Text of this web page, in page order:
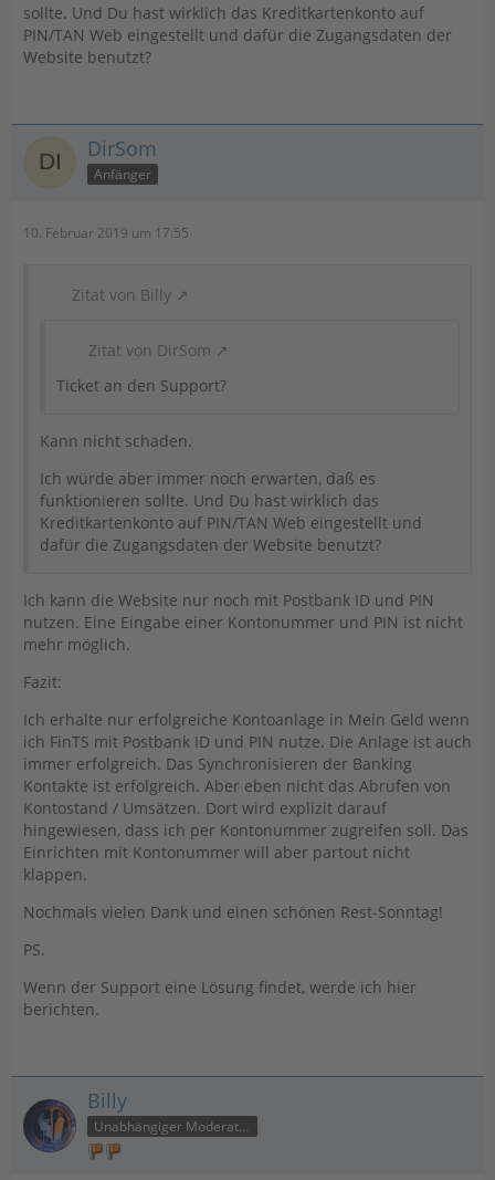
sollte. Und Du hast wirklich das Kreditkartenkonto auf
PIN/TAN Web eingestellt und dafür die Zugangsdaten der
Website benutzt?
DirSom
Anfänger
10. Februar 2019 um 17:55
Zitat von Billy
Zitat von DirSom
Ticket an den Support?
Kann nicht schaden.
Ich würde aber immer noch erwarten, daß es
funktionieren sollte. Und Du hast wirklich das
Kreditkartenkonto auf PIN/TAN Web eingestellt und
dafür die Zugangsdaten der Website benutzt?
Ich kann die Website nur noch mit Postbank ID und PIN
nutzen. Eine Eingabe einer Kontonummer und PIN ist nicht
mehr möglich.
Fazit:
Ich erhalte nur erfolgreiche Kontoanlage in Mein Geld wenn
ich FinTS mit Postbank ID und PIN nutze. Die Anlage ist auch
immer erfolgreich. Das Synchronisieren der Banking
Kontakte ist erfolgreich. Aber eben nicht das Abrufen von
Kontostand / Umsätzen. Dort wird explizit darauf
hingewiesen, dass ich per Kontonummer zugreifen soll. Das
Einrichten mit Kontonummer will aber partout nicht
klappen.
Nochmals vielen Dank und einen schönen Rest-Sonntag!
PS.
Wenn der Support eine Lösung findet, werde ich hier
berichten.
Billy
Unabhängiger Moderator